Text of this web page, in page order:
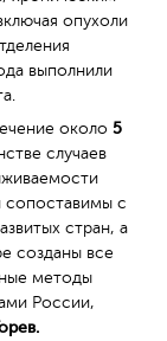
опухоли
выполнили
около 5
случаев
сопоставимы с
стран, а
созданы все
методы
России,